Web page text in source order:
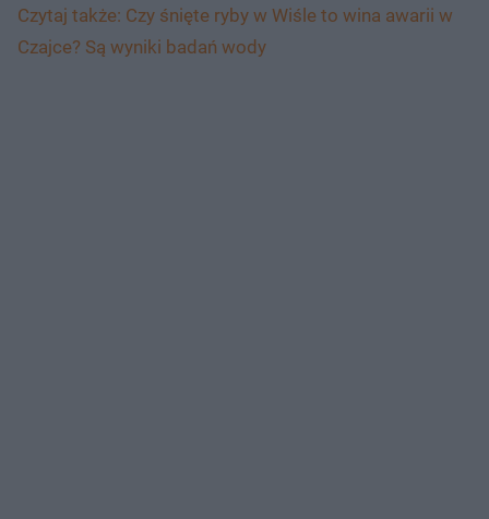
Czytaj także: Czy śnięte ryby w Wiśle to wina awarii w
Czajce? Są wyniki badań wody